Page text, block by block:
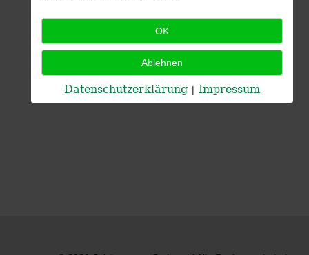
OK
Ablehnen
Datenschutzerklärung | Impressum